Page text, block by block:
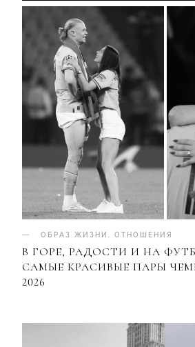
ОБРАЗ ЖИЗНИ ОТНОШЕНИЯ
В ГОРЕ, РАДОСТИ И НА
САМЫЕ КРАСИВЫЕ ПАРЫ
2026